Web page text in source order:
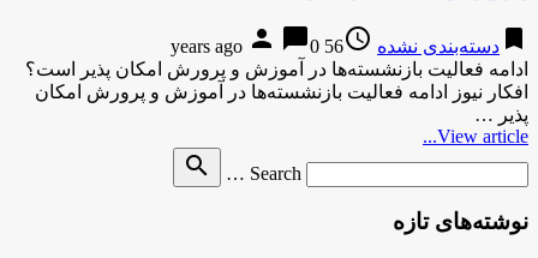
bookmark دسته‌بندی نشده access_time
56 years ago
person chat_bubble0
ادامه فعالیت بازنشسته‌ها در آموزش و پرورش امکان پذیر است؟
افکار نیوز ادامه فعالیت بازنشسته‌ها در آموزش و پرورش امکان
پذیر …
View article...
Search …
search
نوشته‌های تازه